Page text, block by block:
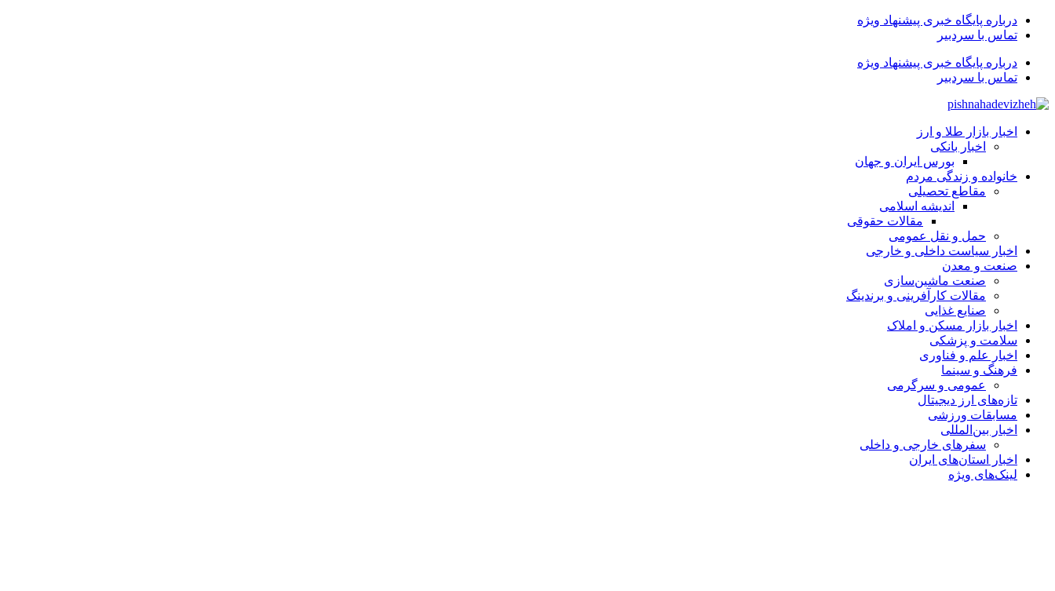
درباره پایگاه خبری پیشنهاد ویژه
تماس با سردبیر
درباره پایگاه خبری پیشنهاد ویژه
تماس با سردبیر
اخبار بازار طلا و ارز
اخبار بانکی
بورس ایران و جهان
خانواده و زندگی مردم
مقاطع تحصیلی
اندیشه اسلامی
مقالات حقوقی
حمل و نقل عمومی
اخبار سیاست داخلی و خارجی
صنعت و معدن
صنعت ماشین‌سازی
مقالات کارآفرینی و برندینگ
صنایع غذایی
اخبار بازار مسکن و املاک
سلامت و پزشکی
اخبار علم و فناوری
فرهنگ و سینما
عمومی و سرگرمی
تازه‌های ارز دیجیتال
مسابقات ورزشی
اخبار بین‌المللی
سفرهای خارجی و داخلی
اخبار استان‌های ایران
لینک‌های ویژه